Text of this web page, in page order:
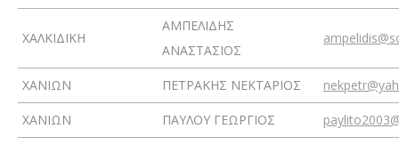
ΧΑΛΚΙΔΙΚΗ
ΑΜΠΕΛΙΔΗΣ
ΑΝΑΣΤΑΣΙΟΣ
ΧΑΝΙΩΝ ΠΕΤΡΑΚΗΣ ΝΕΚΤΑΡΙΟΣ
ΧΑΝΙΩΝ ΠΑΥΛΟΥ ΓΕΩΡΓΙΟΣ